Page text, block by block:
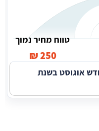
טווח מחיר נמוך
250 ₪
אוגוסט בשנת